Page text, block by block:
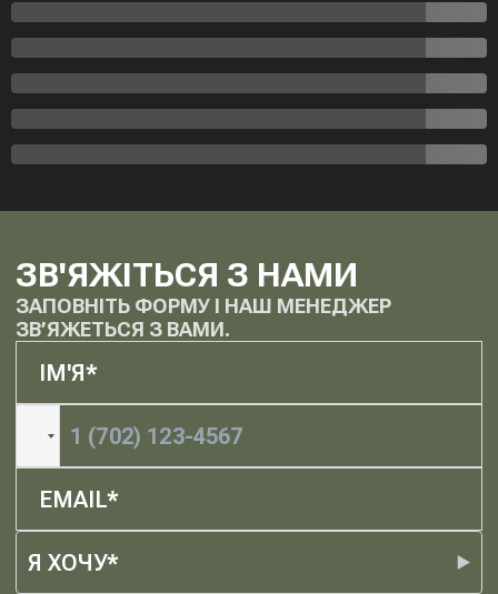
ЗВ'ЯЖІТЬСЯ З НАМИ
ЗАПОВНІТЬ ФОРМУ І НАШ МЕНЕДЖЕР
ЗВ’ЯЖЕТЬСЯ З ВАМИ.
Я ХОЧУ*